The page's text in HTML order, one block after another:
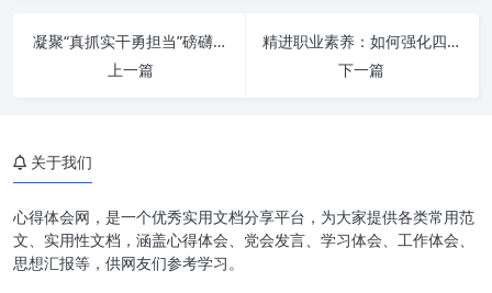
凝聚“真抓实干勇担当”磅礴之力，共绘“奋发有为促发展”时代宏图
上一篇
精进职业素养：如何强化四种意识，成就高效卓越的办公室工作？
下一篇
为的基石
作为的策略与智慧：实现目标与
价值
关于我们
心得体会网，是一个优秀实用文档分享平台，为大家提供各类常用范
文、实用性文档，涵盖心得体会、党会发言、学习体会、工作体会、
思想汇报等，供网友们参考学习。